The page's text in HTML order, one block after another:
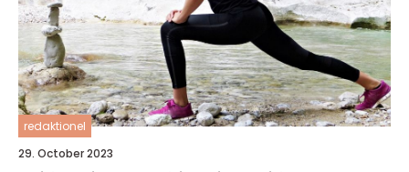
redaktionel
29. October 2023